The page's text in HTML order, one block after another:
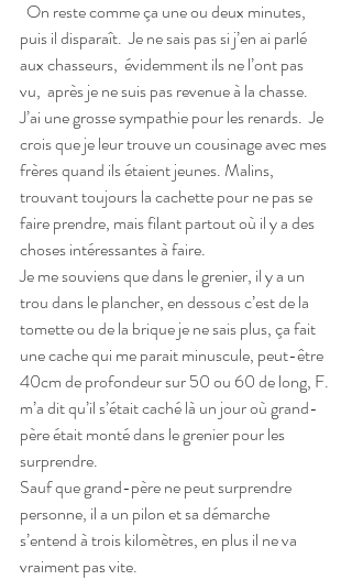
On reste comme ça une ou deux minutes,
puis il disparaît.  Je ne sais pas si j’en ai parlé
aux chasseurs,  évidemment ils ne l’ont pas
vu,  après je ne suis pas revenue à la chasse.
J’ai une grosse sympathie pour les renards.  Je
crois que je leur trouve un cousinage avec mes
frères quand ils étaient jeunes. Malins,
trouvant toujours la cachette pour ne pas se
faire prendre, mais filant partout où il y a des
choses intéressantes à faire.
Je me souviens que dans le grenier, il y a un
trou dans le plancher, en dessous c’est de la
tomette ou de la brique je ne sais plus, ça fait
une cache qui me parait minuscule, peut-être
40cm de profondeur sur 50 ou 60 de long, F.
m’a dit qu’il s’était caché là un jour où grand-
père était monté dans le grenier pour les
surprendre.
Sauf que grand-père ne peut surprendre
personne, il a un pilon et sa démarche
s’entend à trois kilomètres, en plus il ne va
vraiment pas vite.